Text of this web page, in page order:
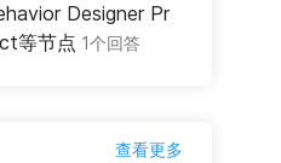
Designer Pr
等节点 1个回答
查看更多